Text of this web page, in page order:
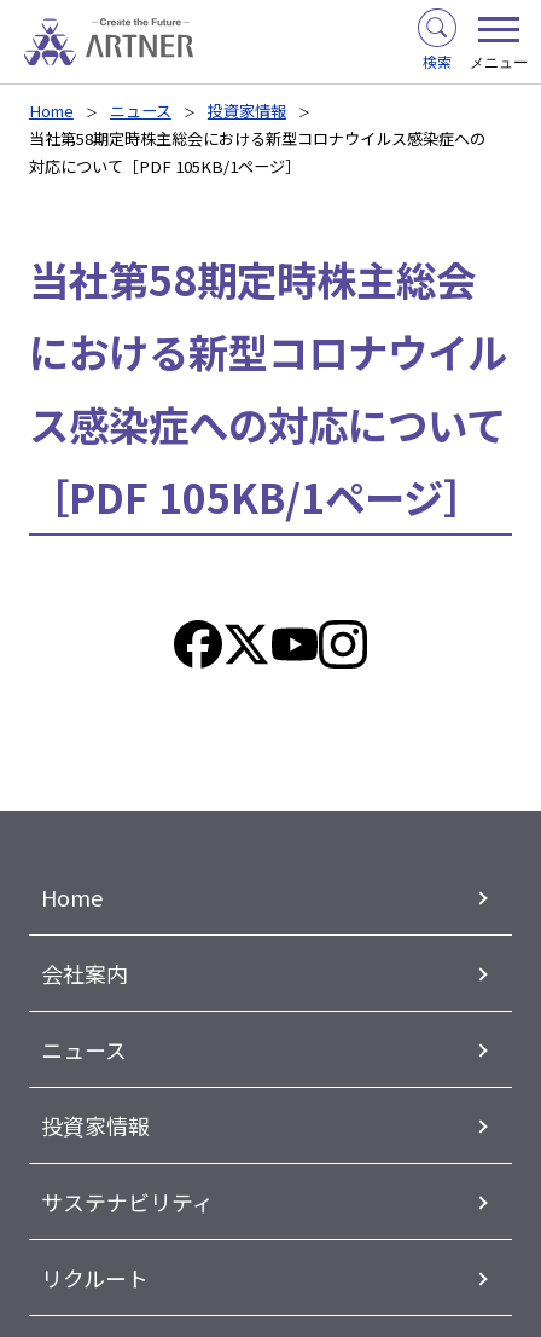
検索 メニュー
Home ニュース
投資家情報
当社第58期定時株主総会における新型コロナウイルス感染症への
対応について［PDF 105KB/1ページ］
当社第58期定時株主総会
における新型コロナウイル
ス感染症への対応について
［PDF 105KB/1ページ］
Home
会社案内
ニュース
投資家情報
サステナビリティ
リクルート